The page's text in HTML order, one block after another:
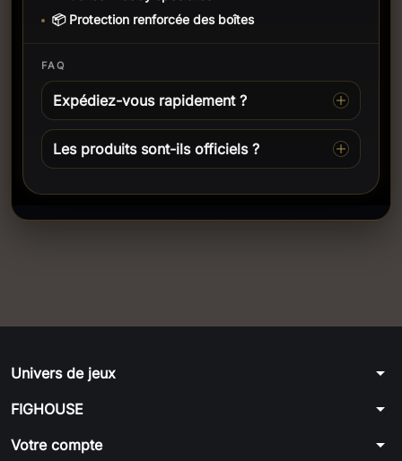
📦 Protection renforcée des boîtes
FAQ
Expédiez-vous rapidement ?
Les produits sont-ils officiels ?
Univers de jeux arrow_drop_down
FIGHOUSE arrow_drop_down
Votre compte arrow_drop_down